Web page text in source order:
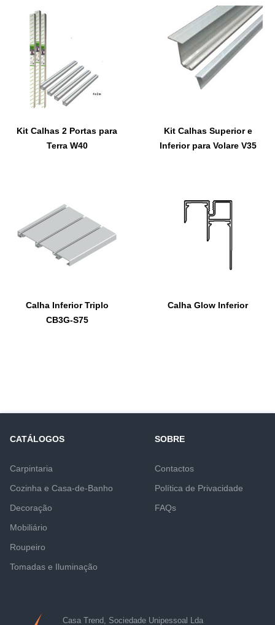
Kit Calhas 2 Portas para
Terra W40
Kit Calhas Superior e
Inferior para Volare V35
Calha Inferior Triplo
CB3G-S75
Calha Glow Inferior
CATÁLOGOS
Carpintaria
Cozinha e Casa-de-Banho
Decoração
Mobiliário
Roupeiro
Tomadas e Iluminação
SOBRE
Contactos
Política de Privacidade
FAQs
Casa Trend, Sociedade Unipessoal Lda